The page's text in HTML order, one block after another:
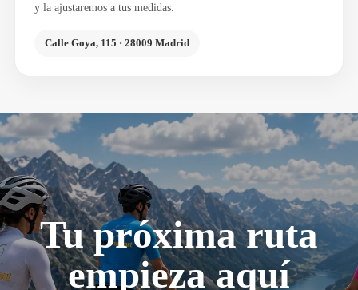
y la ajustaremos a tus medidas.
Calle Goya, 115 · 28009 Madrid
Tu próxima ruta
empieza aquí